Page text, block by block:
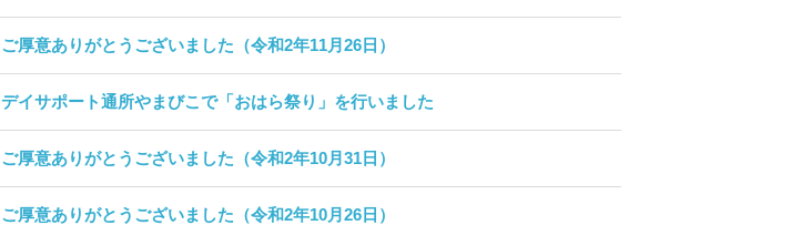
ご厚意ありがとうございました（令和2年11月26日）
デイサポート通所やまびこで「おはら祭り」を行いました
ご厚意ありがとうございました（令和2年10月31日）
ご厚意ありがとうございました（令和2年10月26日）